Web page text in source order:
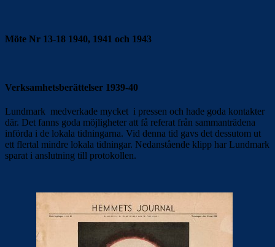
Möte Nr 13-18 1940, 1941 och 1943
Verksamhetsberättelser 1939-40
Lundmark medverkade mycket i pressen och hade goda kontakter
där. Det fanns goda möjligheter att få referat från sammanträdena
införda i de lokala tidningarna. Vid denna tid gavs det dessutom ut
ett flertal mindre lokala tidningar. Nedanstående klipp har Lundmark
sparat i anslutning till protokollen.